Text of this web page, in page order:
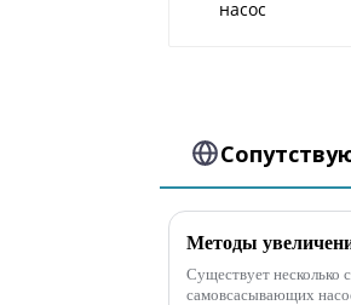
Существует несколько
самовсасывающих